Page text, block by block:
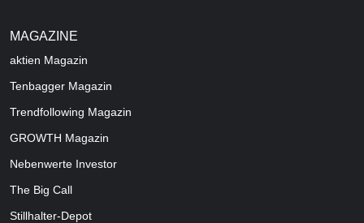
MAGAZINE
aktien Magazin
Tenbagger Magazin
Trendfollowing Magazin
GROWTH Magazin
Nebenwerte Investor
The Big Call
Stillhalter-Depot